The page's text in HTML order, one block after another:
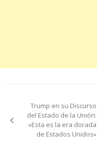
de
entradas
Trump en su Discurso
del Estado de la Unión:
«Esta es la era dorada
de Estados Unidos»